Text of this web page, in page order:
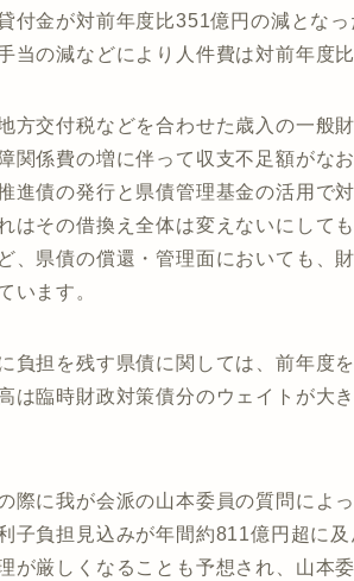
付金が対前年度比351億円の減とな
当の減などにより人件費は対前年度
方交付税などを合わせた歳入の一般
関係費の増に伴って収支不足額がな
進債の発行と県債管理基金の活用で
はその借換え全体は変えないにして
、県債の償還・管理面においても、
います。
負担を残す県債に関しては、前年度
は臨時財政対策債分のウェイトが大
際に我が会派の山本委員の質問によ
子負担見込みが年間約811億円超に
が厳しくなることも予想され、山本